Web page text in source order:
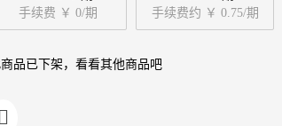
手续费 ￥ 0/期
手续费约 ￥ 0.75/期
品已下架，看看其他商品吧